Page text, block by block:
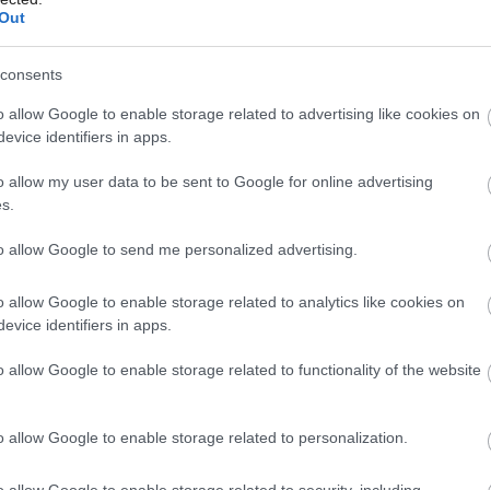
allow Google to enable storage related to advertising like cookies on
identifiers in apps.
allow my user data to be sent to Google for online advertising
allow Google to send me personalized advertising.
allow Google to enable storage related to analytics like cookies on
identifiers in apps.
allow Google to enable storage related to functionality of the website
allow Google to enable storage related to personalization.
má miesto stien deliacu funkciu.
detaily
plochy. Súčasťou boxu je
priestrannú obývaciu izbu. Na